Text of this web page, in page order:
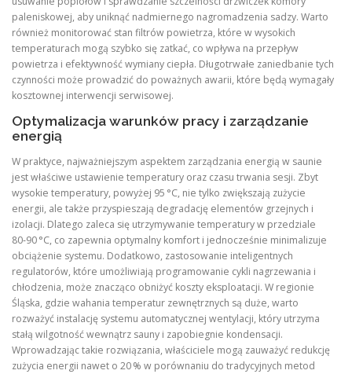
paleniskowej, aby uniknąć nadmiernego nagromadzenia sadzy. Warto
również monitorować stan filtrów powietrza, które w wysokich
temperaturach mogą szybko się zatkać, co wpływa na przepływ
powietrza i efektywność wymiany ciepła. Długotrwałe zaniedbanie tych
czynności może prowadzić do poważnych awarii, które będą wymagały
kosztownej interwencji serwisowej.
Optymalizacja warunków pracy i zarządzanie
energią
W praktyce, najważniejszym aspektem zarządzania energią w saunie
jest właściwe ustawienie temperatury oraz czasu trwania sesji. Zbyt
wysokie temperatury, powyżej 95 °C, nie tylko zwiększają zużycie
energii, ale także przyspieszają degradację elementów grzejnych i
izolacji. Dlatego zaleca się utrzymywanie temperatury w przedziale
80‑90 °C, co zapewnia optymalny komfort i jednocześnie minimalizuje
obciążenie systemu. Dodatkowo, zastosowanie inteligentnych
regulatorów, które umożliwiają programowanie cykli nagrzewania i
chłodzenia, może znacząco obniżyć koszty eksploatacji. W regionie
Śląska, gdzie wahania temperatur zewnętrznych są duże, warto
rozważyć instalację systemu automatycznej wentylacji, który utrzyma
stałą wilgotność wewnątrz sauny i zapobiegnie kondensacji.
Wprowadzając takie rozwiązania, właściciele mogą zauważyć redukcję
zużycia energii nawet o 20 % w porównaniu do tradycyjnych metod